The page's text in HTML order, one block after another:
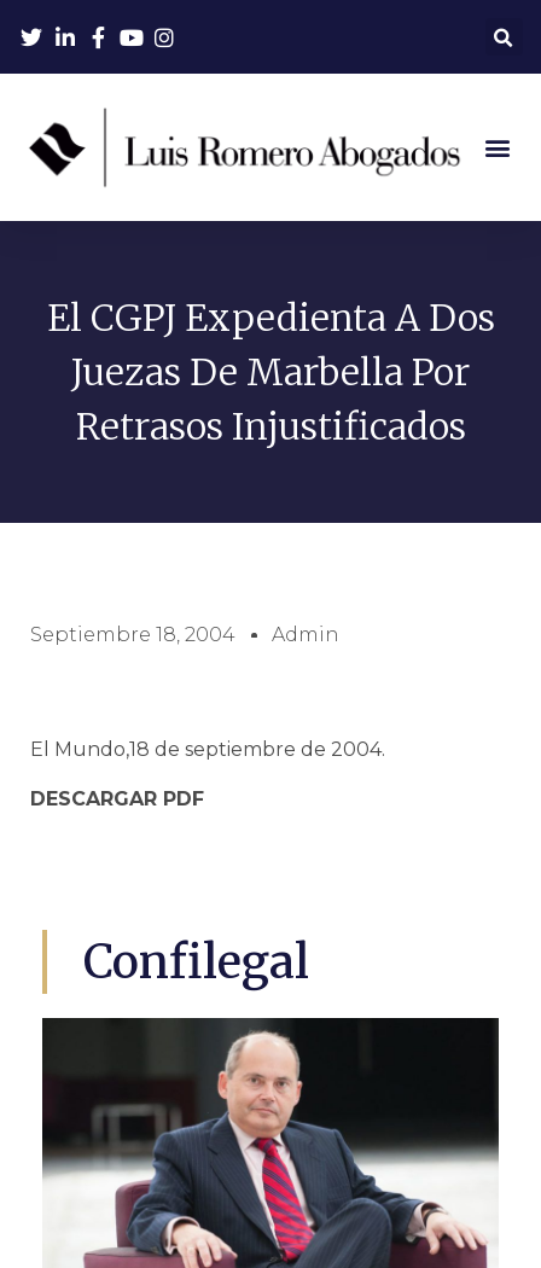
El CGPJ Expedienta A Dos
Juezas De Marbella Por
Retrasos Injustificados
Septiembre 18, 2004 Admin
El Mundo,18 de septiembre de 2004.
DESCARGAR PDF
Confilegal